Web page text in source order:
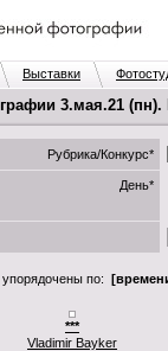
Выставки
3.мая.21 (пн).
Рубрика/Конкурс*
День*
по:
***
Vladimir Bayker